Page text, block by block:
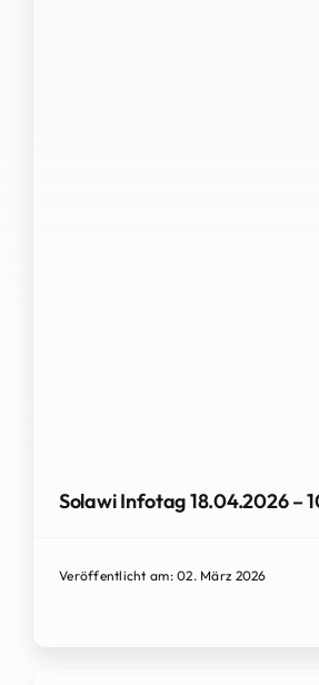
Solawi Infotag 18.04.2026 –
Veröffentlicht am: 02. März 2026